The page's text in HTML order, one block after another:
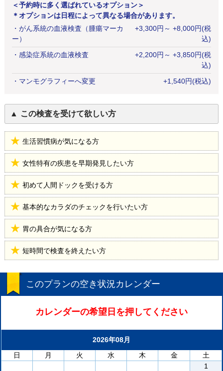
＜予約時に多く選ばれているオプション＞
＊オプションは日程によって異なる場合があります。
・ がん系統の血液検査（腫瘍マーカ
ー）
+3,300円 ～ +8,000円(税
込)
・ 感染症系統の血液検査 +2,200円 ～ +3,850円(税
込)
・ マンモグラフィーへ変更 +1,540円(税込)
この検査を受けて欲しい方
生活習慣病が気になる方
女性特有の疾患を早期発見したい方
初めて人間ドックを受ける方
基本的なカラダのチェックを行いたい方
胃の具合が気になる方
短時間で検査を終えたい方
このプランの空き状況カレンダー
カレンダーの希望日を押してください
2026年08月
日
月 火 水 木 金
土
1